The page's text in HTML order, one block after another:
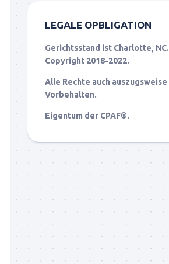
LEGALE OPBLIGATION
Gerichtsstand ist Charlotte, NC.
Copyright 2018-2022.
Alle Rechte auch auszugsweise
Vorbehalten.
Eigentum der CPAF®.